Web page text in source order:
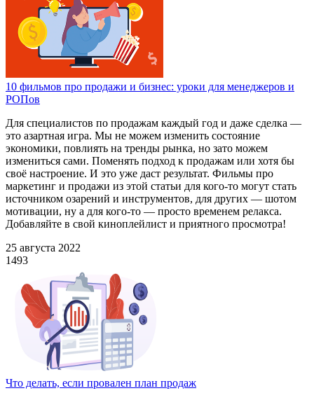
10 фильмов про продажи и бизнес: уроки для менеджеров и
РОПов
Для специалистов по продажам каждый год и даже сделка —
это азартная игра. Мы не можем изменить состояние
экономики, повлиять на тренды рынка, но зато можем
измениться сами. Поменять подход к продажам или хотя бы
своё настроение. И это уже даст результат. Фильмы про
маркетинг и продажи из этой статьи для кого-то могут стать
источником озарений и инструментов, для других — шотом
мотивации, ну а для кого-то — просто временем релакса.
Добавляйте в свой киноплейлист и приятного просмотра!
25 августа 2022
1493
Что делать, если провален план продаж